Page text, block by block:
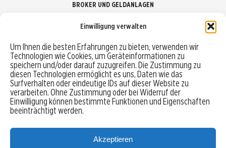
Einwilligung verwalten
Um Ihnen die besten Erfahrungen zu bieten, verwenden wir
Technologien wie Cookies, um Geräteinformationen zu
speichern und/oder darauf zuzugreifen. Die Zustimmung zu
diesen Technologien ermöglicht es uns, Daten wie das
Surfverhalten oder eindeutige IDs auf dieser Website zu
verarbeiten. Ohne Zustimmung oder bei Widerruf der
Einwilligung können bestimmte Funktionen und Eigenschaften
beeinträchtigt werden.
Akzeptieren
BROKER UND GELDANLAGEN
Robo-Advisor vergleichen
Depotvergleich
Festgeld vergleichen
Tagesgeld vergleichen